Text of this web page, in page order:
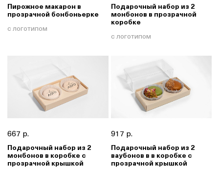
Пирожное макарон в
прозрачной бонбоньерке
с логотипом
Подарочный набор из 2
монбонов в прозрачной
коробке
с логотипом
667 р.
Подарочный набор из 2
монбонов в коробке с
прозрачной крышкой
917 р.
Подарочный набор из 2
ваубонов в в коробке с
прозрачной крышкой